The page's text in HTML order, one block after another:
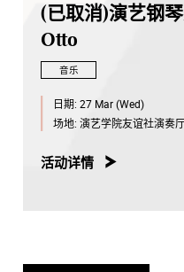
(已取消)演艺钢
Otto
音乐
日期: 27 Mar (Wed)
场地: 演艺学院友谊社演奏
活动详情